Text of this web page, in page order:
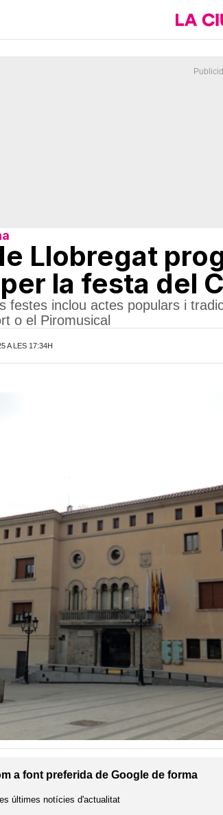
Llobregat
la festa del
festes inclou actes populars i
o el Piromusical
A LES 17:34H
a font preferida de Google de forma
últimes notícies d'actualitat